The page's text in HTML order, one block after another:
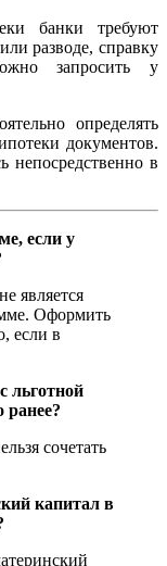
банки требуют
разводе, справку
запросить у
определять
документов.
непосредственно в
если у
является
Оформить
если в
льготной
ранее?
сочетать
капитал в